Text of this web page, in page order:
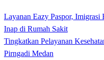
Layanan Eazy Paspor,
Inap di Rumah Sakit
Tingkatkan Pelayanan
Pirngadi Medan‎